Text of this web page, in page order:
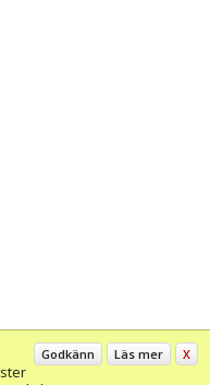
Godkänn Läs mer X